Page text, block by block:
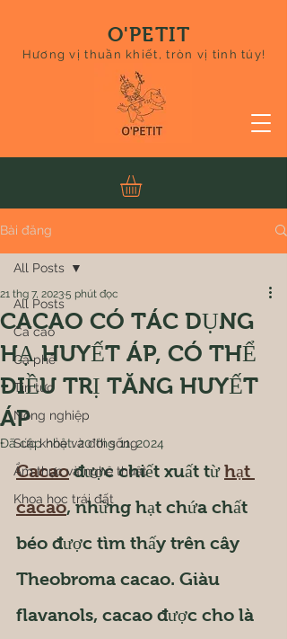
O'PETIT
Hương vị thuần khiết, tròn vị tinh túy!
Bài đăng
All Posts
Ca cao
Cà phê
Tin tức
Nông nghiệp
Sức khỏe và đời sống
Ẩm thực và nghệ thuật
Khoa học trái đất
All Posts
CACAO CÓ TÁC DỤNG
HẠ HUYẾT ÁP, CÓ THỂ
ĐIỀU TRỊ TĂNG HUYẾT
ÁP
21 thg 7, 20235 phút đọc
Đã cập nhật:20 thg 11, 2024
Cacao được chiết xuất từ ​​hạt
cacao, những hạt chứa chất
béo được tìm thấy trên cây
Theobroma cacao. Giàu
flavanols, cacao được cho là